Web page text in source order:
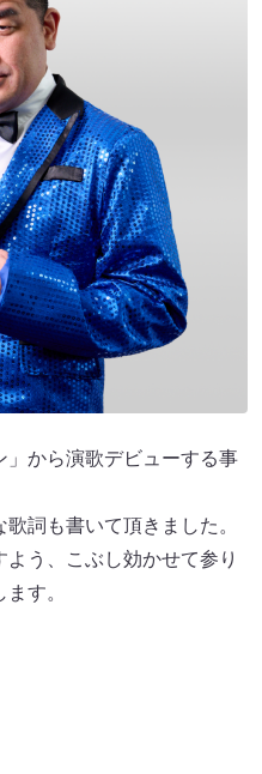
」から演歌デビューする事
詞も書いて頂きました。
う、こぶし効かせて参り
す。